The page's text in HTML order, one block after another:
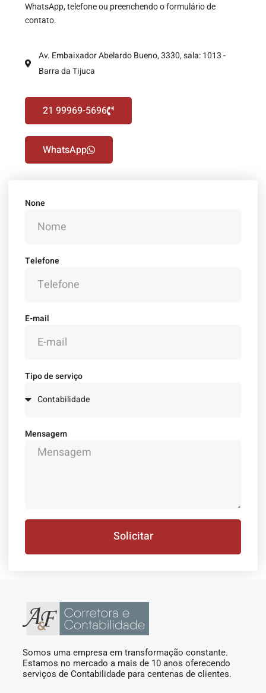
WhatsApp, telefone ou preenchendo o formulário de
contato.
Av. Embaixador Abelardo Bueno, 3330, sala: 1013 -
Barra da Tijuca
21 99969-5696
WhatsApp
None
Telefone
E-mail
Tipo de serviço
Mensagem
Solicitar
Somos uma empresa em transformação constante.
Estamos no mercado a mais de 10 anos oferecendo
serviços de Contabilidade para centenas de clientes.